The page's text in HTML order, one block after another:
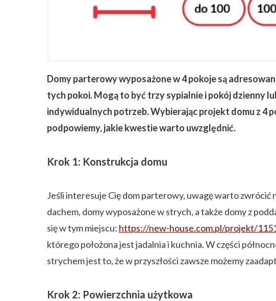
ZAPISZ SIĘ
Domy parterowy wyposażone w 4 pokoje są
tych pokoi. Mogą to być trzy sypialnie i pokój dzienny
indywidualnych potrzeb. Wybierając projekt domu z 4
podpowiemy, jakie kwestie warto uwzględnić.
Krok 1: Konstrukcja domu
Jeśli interesuje Cię dom parterowy, uwagę warto zwrócić
dachem, domy wyposażone w strych, a także domy z
się w tym miejscu: https://new-house.com.pl/projekt/
którego położona jest jadalnia i kuchnia. W części
strychem jest to, że w przyszłości zawsze możemy
Krok 2: Powierzchnia użytkowa